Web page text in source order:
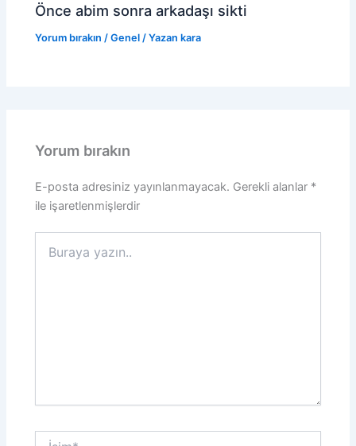
Önce abim sonra arkadaşı sikti
Yorum bırakın /Genel / Yazan kara
Yorum bırakın
E-posta adresiniz yayınlanmayacak. Gerekli alanlar *
ile işaretlenmişlerdir
yazın..
İsim*